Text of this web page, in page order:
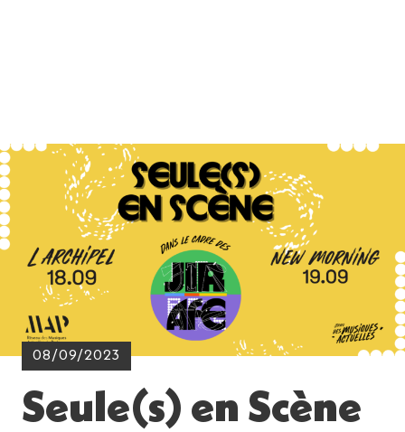
08/09/2023
Seule(s) en Scène